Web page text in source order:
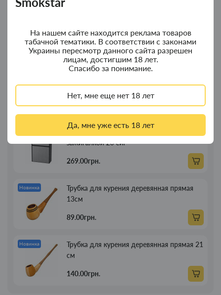
На нашем сайте находится реклама товаров
табачной тематики. В соответствии с законами
Украины пересмотр данного сайта разрешен
лицам, достигшим 18 лет.
Спасибо за понимание.
Нет, мне еще нет 18 лет
Да, мне уже есть 18 лет
композит
350.00грн.
с дерева
380.00грн.
Портсигар для сигарет Focus з USB
зажигалкой 20 сиг
269.00грн.
Новинка
Трубка для курения деревянная прямая
13см
89.00грн.
Новинка
Трубка для курения деревянная прямая 21
см
140.00грн.